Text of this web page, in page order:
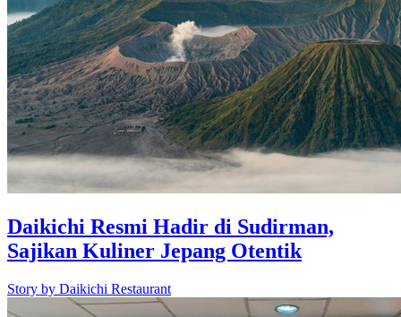
Daikichi Resmi Hadir di Sudirman,
Sajikan Kuliner Jepang Otentik
Story by Daikichi Restaurant